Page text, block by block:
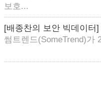
보호...
[배종찬의 보안 빅데이터]
썸트렌드(SomeTrend)가